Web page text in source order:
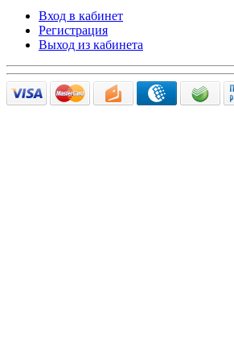
Вход в кабинет
Регистрация
Выход из кабинета